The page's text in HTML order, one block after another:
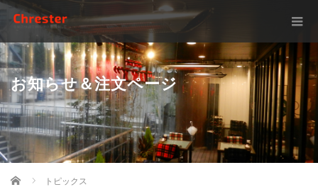
お知らせ＆注文ページ
Home
トピックス